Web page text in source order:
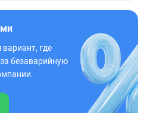
где
безаварийную